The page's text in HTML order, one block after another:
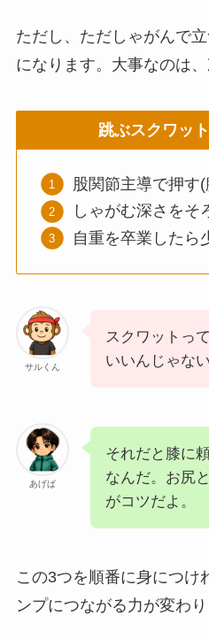
ただし、ただしゃがんで
になります。大事なのは、
跳ぶスクワッ
股関節主導で押す
しゃがむ深さをそ
自重を卒業したら
サルくん
スクワットっ
いいんじゃな
あげば
それだと膝に
なんだ。お尻
がコツだよ。
この3つを順番に身につけ
ンプにつながる力が変わり